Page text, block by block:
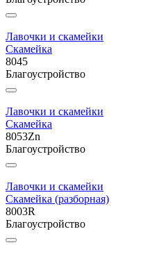
Лавочки и скамейки
Скамейка
8045
Благоустройство
Лавочки и скамейки
Скамейка
8053Zn
Благоустройство
Лавочки и скамейки
Скамейка (разборная)
8003R
Благоустройство